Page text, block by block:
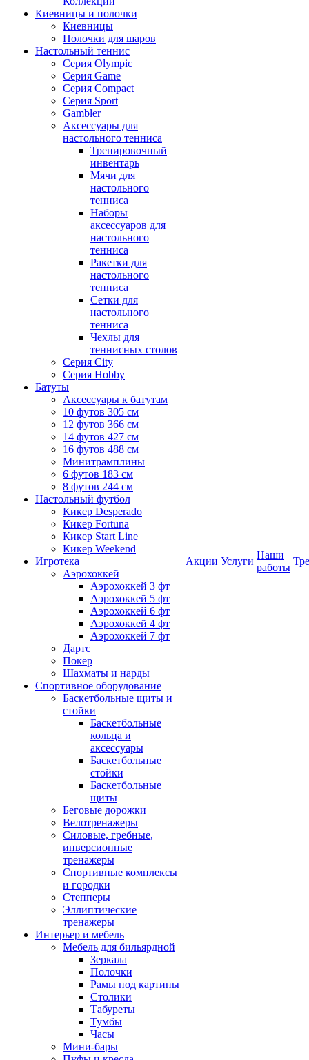
Киевницы и полочки
Киевницы
Полочки для шаров
Настольный теннис
Серия Olympic
Серия Game
Серия Compact
Серия Sport
Gambler
Аксессуары для
настольного тенниса
Тренировочный
инвентарь
Мячи для
настольного
тенниса
Наборы
аксессуаров для
настольного
тенниса
Ракетки для
настольного
тенниса
Сетки для
настольного
тенниса
Чехлы для
теннисных столов
Серия City
Серия Hobby
Батуты
Аксессуары к батутам
10 футов 305 см
12 футов 366 см
14 футов 427 см
16 футов 488 см
Минитрамплины
6 футов 183 см
8 футов 244 см
Настольный футбол
Кикер Desperado
Кикер Fortuna
Кикер Start Line
Кикер Weekend
Игротека
Аэрохоккей
Аэрохоккей 3 фт
Аэрохоккей 5 фт
Аэрохоккей 6 фт
Аэрохоккей 4 фт
Аэрохоккей 7 фт
Дартс
Покер
Шахматы и нарды
Спортивное оборудование
Баскетбольные щиты и
стойки
Баскетбольные
кольца и
аксессуары
Баскетбольные
стойки
Баскетбольные
щиты
Беговые дорожки
Велотренажеры
Силовые, гребные,
инверсионные
тренажеры
Спортивные комплексы
и городки
Степперы
Эллиптические
тренажеры
Интерьер и мебель
Мебель для бильярдной
Зеркала
Полочки
Рамы под картины
Столики
Табуреты
Тумбы
Часы
Мини-бары
Акции Услуги
Наши
работы